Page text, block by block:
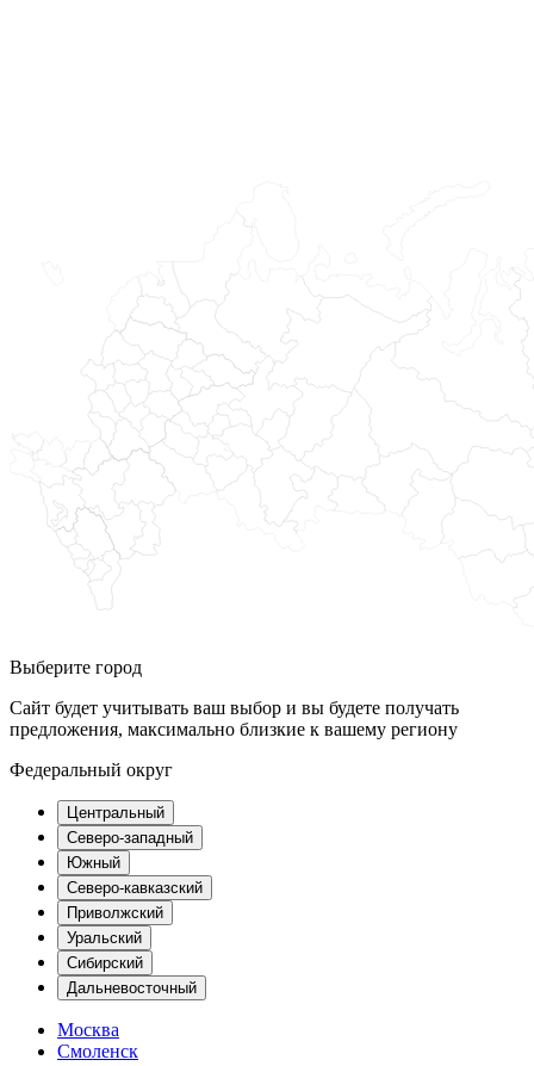
Выберите город
Сайт будет учитывать ваш выбор и вы будете получать
предложения, максимально близкие к вашему региону
Федеральный округ
Центральный
Северо-западный
Южный
Северо-кавказский
Приволжский
Уральский
Сибирский
Дальневосточный
Москва
Смоленск